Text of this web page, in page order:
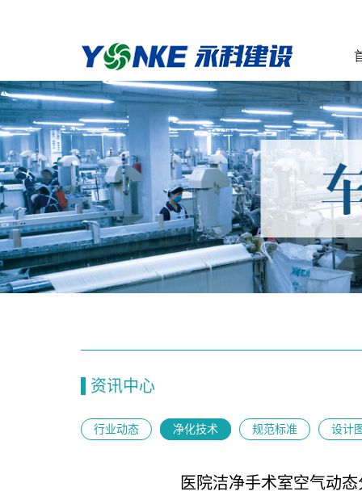
资讯中心
行业动态 净化技术 规范标准 设计
医院洁净手术室空气动